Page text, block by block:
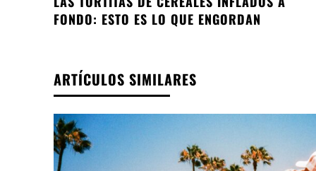
FONDO: ESTO ES LO QUE ENGORDAN
ARTÍCULOS SIMILARES